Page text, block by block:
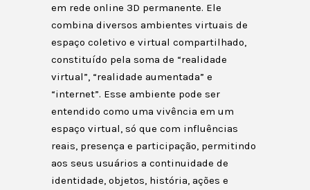
em rede online 3D permanente. Ele
combina diversos ambientes virtuais de
espaço coletivo e virtual compartilhado,
constituído pela soma de “realidade
virtual”, “realidade aumentada” e
“internet”. Esse ambiente pode ser
entendido como uma vivência em um
espaço virtual, só que com influências
reais, presença e participação, permitindo
aos seus usuários a continuidade de
identidade, objetos, história, ações e